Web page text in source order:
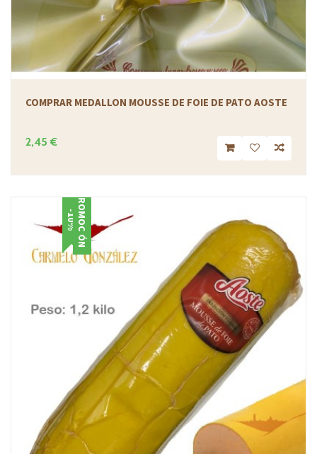
COMPRAR MEDALLON MOUSSE DE FOIE DE PATO AOSTE
2,45 €
PROMOCIÓN
-10%